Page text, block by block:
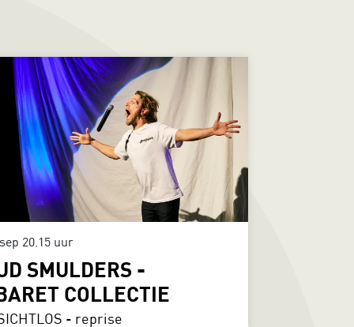
SMULDERS -
COLLECTIE
- reprise
20.15 uur